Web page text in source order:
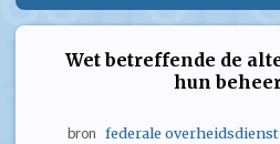
Wet betreffende de
hun
bron federale